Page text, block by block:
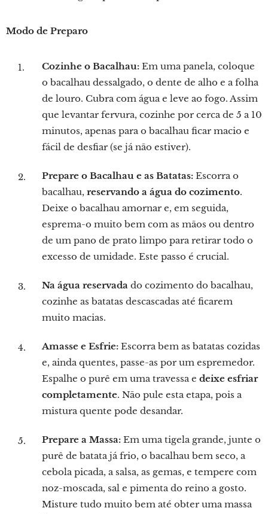
Modo de Preparo
Cozinhe o Bacalhau: Em uma panela, coloque
o bacalhau dessalgado, o dente de alho e a folha
de louro. Cubra com água e leve ao fogo. Assim
que levantar fervura, cozinhe por cerca de 5 a 10
minutos, apenas para o bacalhau ficar macio e
fácil de desfiar (se já não estiver).
Prepare o Bacalhau e as Batatas: Escorra o
bacalhau, reservando a água do cozimento.
Deixe o bacalhau amornar e, em seguida,
esprema-o muito bem com as mãos ou dentro
de um pano de prato limpo para retirar todo o
excesso de umidade. Este passo é crucial.
Na água reservada do cozimento do bacalhau,
cozinhe as batatas descascadas até ficarem
muito macias.
Amasse e Esfrie: Escorra bem as batatas cozidas
e, ainda quentes, passe-as por um espremedor.
Espalhe o purê em uma travessa e deixe esfriar
completamente. Não pule esta etapa, pois a
mistura quente pode desandar.
Prepare a Massa: Em uma tigela grande, junte o
purê de batata já frio, o bacalhau bem seco, a
cebola picada, a salsa, as gemas, e tempere com
noz-moscada, sal e pimenta do reino a gosto.
Misture tudo muito bem até obter uma massa